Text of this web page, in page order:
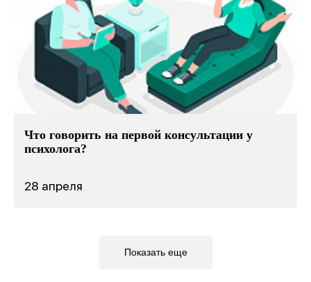
Что говорить на первой консультации у
психолога?
28 апреля
Показать еще